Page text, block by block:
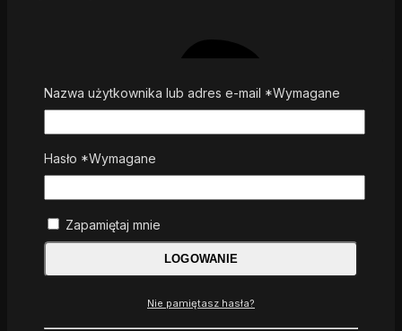
Nazwa użytkownika lub adres e-mail *Wymagane
Hasło *Wymagane
Zapamiętaj mnie
LOGOWANIE
Nie pamiętasz hasła?